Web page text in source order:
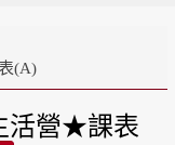
(A)
活營★課表